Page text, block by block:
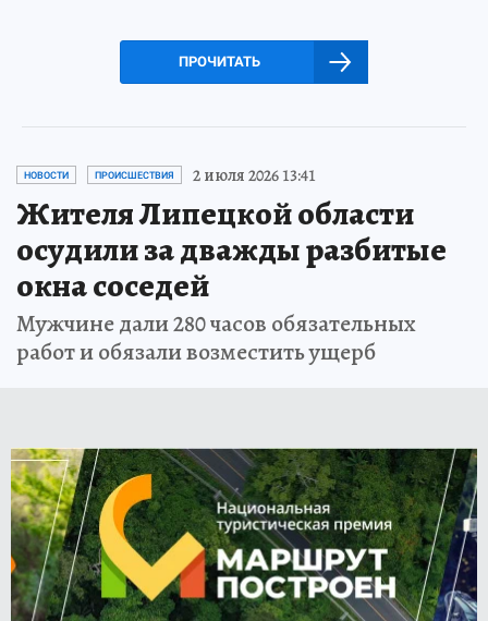
ПРОЧИТАТЬ
НОВОСТИ ПРОИСШЕСТВИЯ 2 июля 2026 13:41
Жителя Липецкой области
осудили за дважды разбитые
окна соседей
Мужчине дали 280 часов обязательных
работ и обязали возместить ущерб